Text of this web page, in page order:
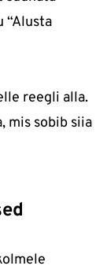
“Alusta
reegli alla.
mis sobib siia